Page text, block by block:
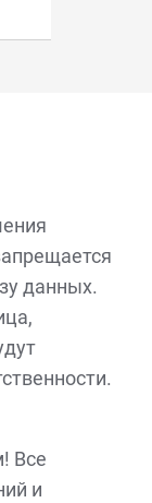
данных.
Все
и